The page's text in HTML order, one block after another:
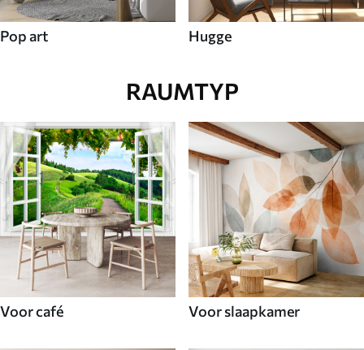
Pop art Hugge
RAUMTYP
Voor café Voor slaapkamer